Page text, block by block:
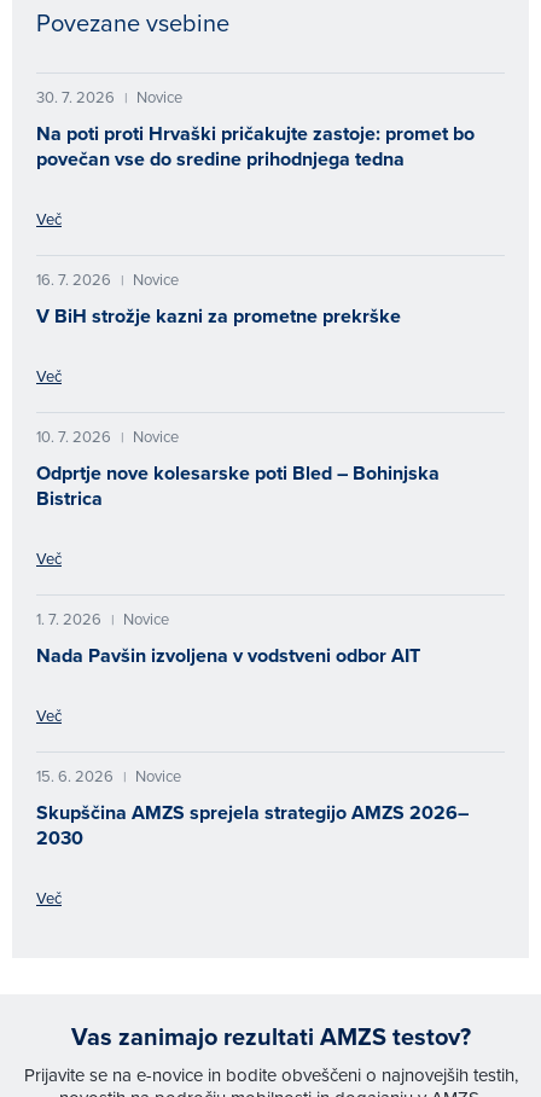
Povezane vsebine
30. 7. 2026 | Novice
Na poti proti Hrvaški pričakujte zastoje: promet bo
povečan vse do sredine prihodnjega tedna
Več
16. 7. 2026 | Novice
V BiH strožje kazni za prometne prekrške
Več
10. 7. 2026 | Novice
Odprtje nove kolesarske poti Bled – Bohinjska
Bistrica
Več
1. 7. 2026 | Novice
Nada Pavšin izvoljena v vodstveni odbor AIT
Več
15. 6. 2026 | Novice
Skupščina AMZS sprejela strategijo AMZS 2026–
2030
Več
Vas zanimajo rezultati AMZS testov?
Prijavite se na e-novice in bodite obveščeni o najnovejših testih,